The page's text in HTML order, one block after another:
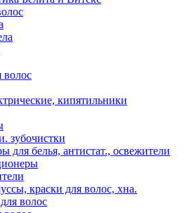
кипятильники
зубочистки
для белья, антистат., освежители
краски для волос, хна.
волос